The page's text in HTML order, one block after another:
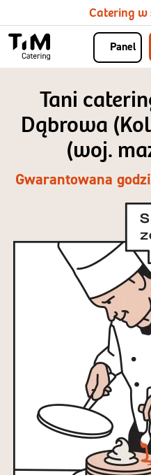
Catering w
Panel
Tani
Dąbrowa
(woj.
Gwarantowana